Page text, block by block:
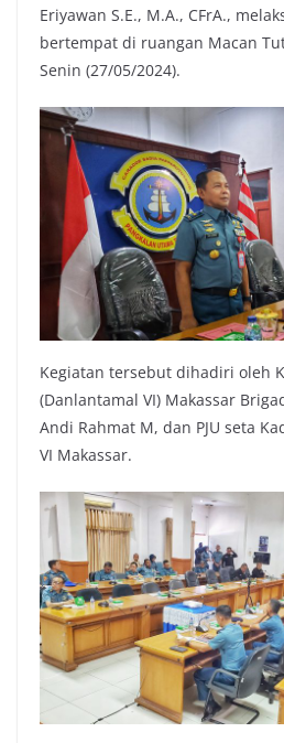
Eriyawan S.E., M.A., CFrA.,
bertempat di ruangan Macan
Senin (27/05/2024).
Kegiatan tersebut dihadiri oleh
(Danlantamal VI) Makassar
Andi Rahmat M, dan PJU seta
VI Makassar.